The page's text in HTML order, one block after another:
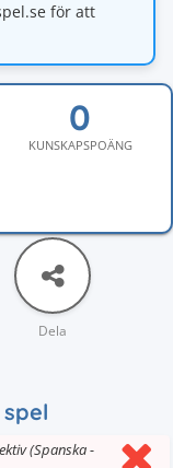
för att
KUNSKAPSPOÄNG
Dela
(Spanska -